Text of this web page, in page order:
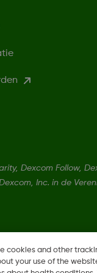
Dexcom Follow,
Inc. in de
cookies and other
your use of the